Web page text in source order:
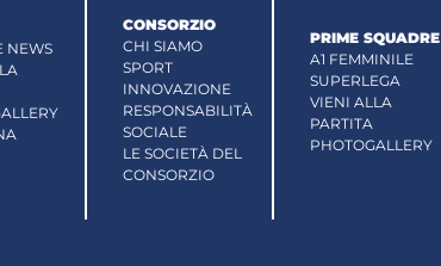
NEWS
CONSORZIO
CHI SIAMO
SPORT
INNOVAZIONE
RESPONSABILITÀ
SOCIALE
LE SOCIETÀ DEL
CONSORZIO
PRIME SQUADRE
A1 FEMMINILE
SUPERLEGA
VIENI ALLA
PARTITA
PHOTOGALLERY